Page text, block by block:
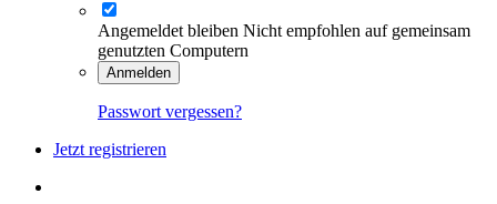
Angemeldet bleiben Nicht empfohlen auf gemeinsam
genutzten Computern
Anmelden
Passwort vergessen?
Jetzt registrieren